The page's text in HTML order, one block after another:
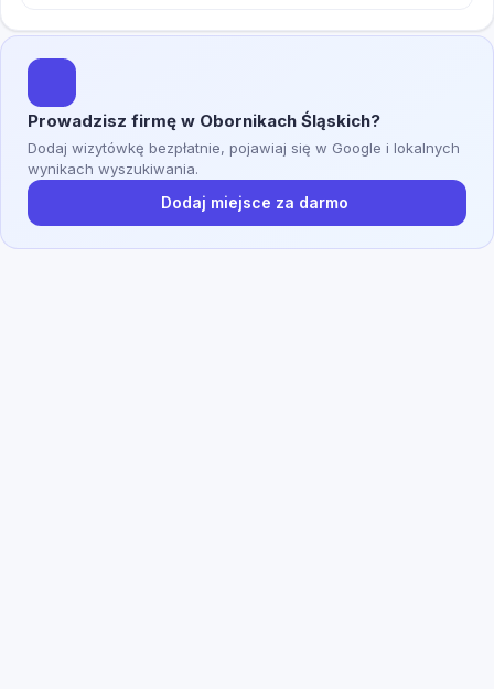
Prowadzisz firmę w Obornikach Śląskich?
Dodaj wizytówkę bezpłatnie, pojawiaj się w Google i lokalnych
wynikach wyszukiwania.
Dodaj miejsce za darmo